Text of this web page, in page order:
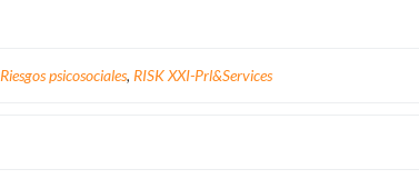
Riesgos psicosociales, RISK XXI-Prl&Services